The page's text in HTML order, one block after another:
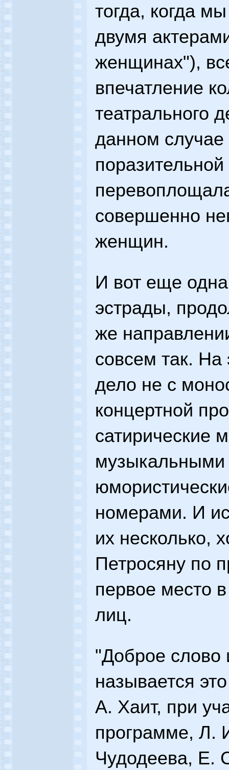
тогда, когда
двумя
женщинах"),
впечатление
театрального
данном
совершенно
женщин.
И вот еще
эстрады,
же
совсем так.
дело не с
концертной
сатирические
номерами. И
их несколько,
Петросяну по
первое место
лиц.
"Доброе слово
называется
А. Хаит, при
программе, Л.
Чудодеева, Е.